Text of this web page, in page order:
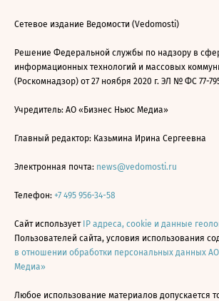
Сетевое издание Ведомости (Vedomosti)
Решение Федеральной службы по надзору в
информационных технологий и массовых
(Роскомнадзор) от 27 ноября 2020 г. ЭЛ № ФС 77-
Учредитель: АО «Бизнес Ньюс Медиа»
Главный редактор: Казьмина Ирина Сергеевна
Электронная почта: news@vedomosti.ru
Телефон: +7 495 956-34-58
Сайт использует IP адреса, cookie и данные
Пользователей сайта, условия использования
в отношении обработки персональных данных
Медиа»
Любое использование материалов допускается